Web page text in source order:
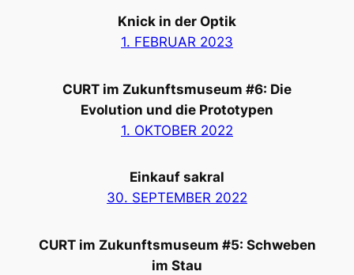
Knick in der Optik
1. FEBRUAR 2023
CURT im Zukunftsmuseum #6: Die
Evolution und die Prototypen
1. OKTOBER 2022
Einkauf sakral
30. SEPTEMBER 2022
CURT im Zukunftsmuseum #5: Schweben
im Stau